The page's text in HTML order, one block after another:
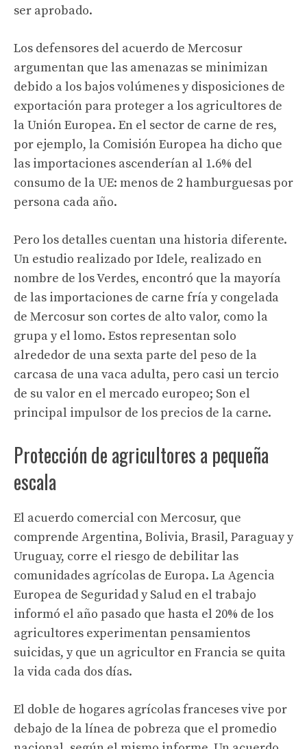
ser aprobado.
Los defensores del acuerdo de Mercosur
argumentan que las amenazas se minimizan
debido a los bajos volúmenes y disposiciones de
exportación para proteger a los agricultores de
la Unión Europea. En el sector de carne de res,
por ejemplo, la Comisión Europea ha dicho que
las importaciones ascenderían al 1.6% del
consumo de la UE: menos de 2 hamburguesas por
persona cada año.
Pero los detalles cuentan una historia diferente.
Un estudio realizado por Idele, realizado en
nombre de los Verdes, encontró que la mayoría
de las importaciones de carne fría y congelada
de Mercosur son cortes de alto valor, como la
grupa y el lomo. Estos representan solo
alrededor de una sexta parte del peso de la
carcasa de una vaca adulta, pero casi un tercio
de su valor en el mercado europeo; Son el
principal impulsor de los precios de la carne.
Protección de agricultores a pequeña
escala
El acuerdo comercial con Mercosur, que
comprende Argentina, Bolivia, Brasil, Paraguay y
Uruguay, corre el riesgo de debilitar las
comunidades agrícolas de Europa. La Agencia
Europea de Seguridad y Salud en el trabajo
informó el año pasado que hasta el 20% de los
agricultores experimentan pensamientos
suicidas, y que un agricultor en Francia se quita
la vida cada dos días.
El doble de hogares agrícolas franceses vive por
debajo de la línea de pobreza que el promedio